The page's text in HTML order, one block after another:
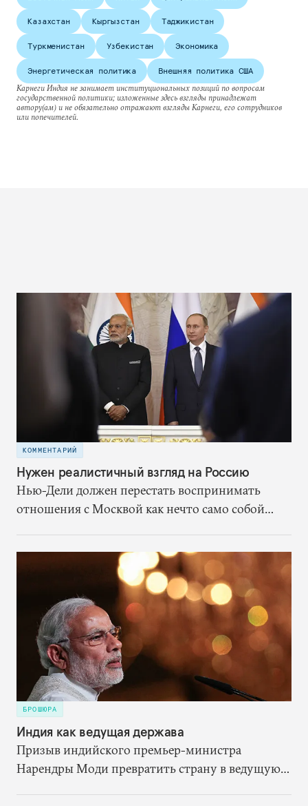
Казахстан Кыргызстан Таджикистан
Туркменистан Узбекистан Экономика
Энергетическая политика
Внешняя политика США
Карнеги Индия не занимает институциональных позиций по вопросам
государственной политики; изложенные здесь взгляды принадлежат
автору(ам) и не обязательно отражают взгляды Карнеги, его сотрудников
или попечителей.
КОММЕНТАРИЙ
Нужен реалистичный взгляд на Россию
Нью-Дели должен перестать воспринимать
отношения с Москвой как нечто само собой
сконцентрироваться на переформатировании
партнёрства со страной, которая останется
мощной силой в Евразии.
БРОШЮРА
Индия как ведущая держава
Призыв индийского премьер-министра
Нарендры Моди превратить страну в ведущую